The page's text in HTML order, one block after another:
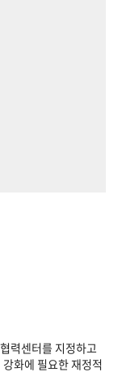
력센터를 지정하고
화에 필요한 재정적